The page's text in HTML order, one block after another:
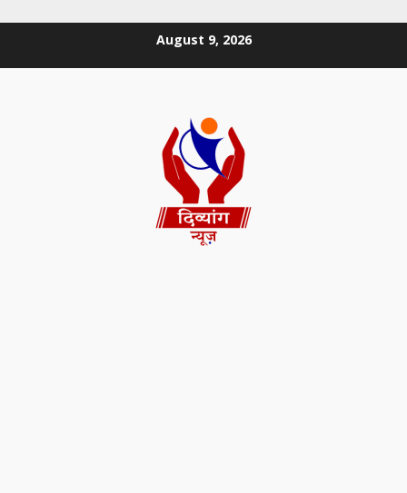
August 9, 2026